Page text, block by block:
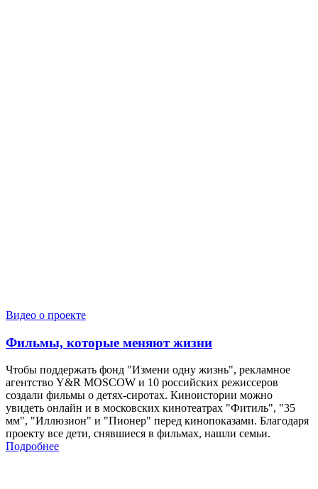
Видео о проекте
Фильмы, которые меняют жизни
Чтобы поддержать фонд "Измени одну жизнь", рекламное
агентство Y&R MOSCOW и 10 российских режиссеров
создали фильмы о детях-сиротах. Киноистории можно
увидеть онлайн и в московских кинотеатрах "Фитиль", "35
мм", "Иллюзион" и "Пионер" перед кинопоказами. Благодаря
проекту все дети, снявшиеся в фильмах, нашли семьи.
Подробнее